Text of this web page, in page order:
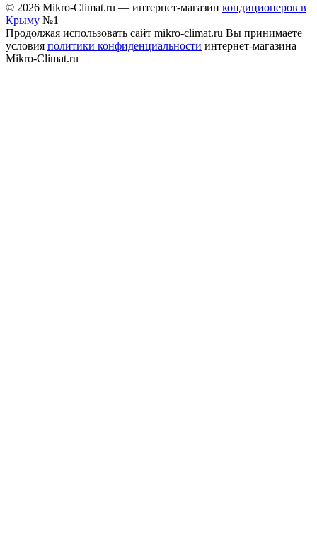
© 2026 Mikro-Climat.ru — интернет-магазин кондиционеров в
Крыму №1
Продолжая использовать сайт mikro-climat.ru Вы принимаете
условия политики конфиденциальности интернет-магазина
Mikro-Climat.ru